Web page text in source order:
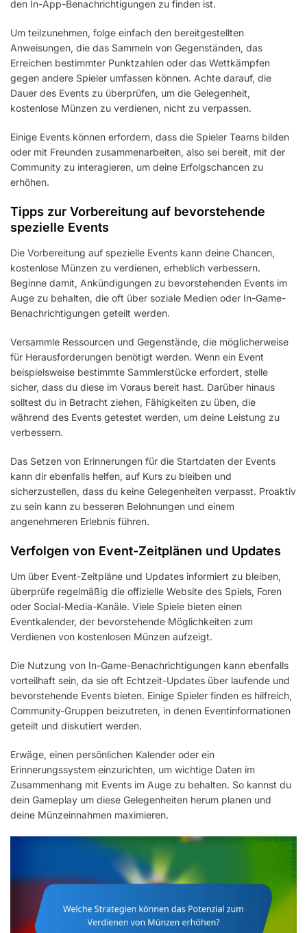
den In-App-Benachrichtigungen zu finden ist.
Um teilzunehmen, folge einfach den bereitgestellten
Anweisungen, die das Sammeln von Gegenständen, das
Erreichen bestimmter Punktzahlen oder das Wettkämpfen
gegen andere Spieler umfassen können. Achte darauf, die
Dauer des Events zu überprüfen, um die Gelegenheit,
kostenlose Münzen zu verdienen, nicht zu verpassen.
Einige Events können erfordern, dass die Spieler Teams bilden
oder mit Freunden zusammenarbeiten, also sei bereit, mit der
Community zu interagieren, um deine Erfolgschancen zu
erhöhen.
Tipps zur Vorbereitung auf bevorstehende
spezielle Events
Die Vorbereitung auf spezielle Events kann deine Chancen,
kostenlose Münzen zu verdienen, erheblich verbessern.
Beginne damit, Ankündigungen zu bevorstehenden Events im
Auge zu behalten, die oft über soziale Medien oder In-Game-
Benachrichtigungen geteilt werden.
Versammle Ressourcen und Gegenstände, die möglicherweise
für Herausforderungen benötigt werden. Wenn ein Event
beispielsweise bestimmte Sammlerstücke erfordert, stelle
sicher, dass du diese im Voraus bereit hast. Darüber hinaus
solltest du in Betracht ziehen, Fähigkeiten zu üben, die
während des Events getestet werden, um deine Leistung zu
verbessern.
Das Setzen von Erinnerungen für die Startdaten der Events
kann dir ebenfalls helfen, auf Kurs zu bleiben und
sicherzustellen, dass du keine Gelegenheiten verpasst. Proaktiv
zu sein kann zu besseren Belohnungen und einem
angenehmeren Erlebnis führen.
Verfolgen von Event-Zeitplänen und Updates
Um über Event-Zeitpläne und Updates informiert zu bleiben,
überprüfe regelmäßig die offizielle Website des Spiels, Foren
oder Social-Media-Kanäle. Viele Spiele bieten einen
Eventkalender, der bevorstehende Möglichkeiten zum
Verdienen von kostenlosen Münzen aufzeigt.
Die Nutzung von In-Game-Benachrichtigungen kann ebenfalls
vorteilhaft sein, da sie oft Echtzeit-Updates über laufende und
bevorstehende Events bieten. Einige Spieler finden es hilfreich,
Community-Gruppen beizutreten, in denen Eventinformationen
geteilt und diskutiert werden.
Erwäge, einen persönlichen Kalender oder ein
Erinnerungssystem einzurichten, um wichtige Daten im
Zusammenhang mit Events im Auge zu behalten. So kannst du
dein Gameplay um diese Gelegenheiten herum planen und
deine Münzeinnahmen maximieren.